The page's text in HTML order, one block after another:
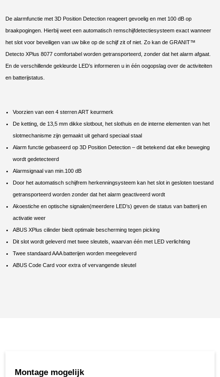
De alarmfunctie met 3D Position Detection reageert gevoelig en met 100 dB op
braakpogingen. Hierbij weet een automatisch remschijfdetectiesysteem exact wanneer
het slot voor beveiligen van uw bike op de schijf zit of niet. Zo kan de GRANIT™
Detecto XPlus 8077 comfortabel worden getransporteerd, zonder dat het alarm afgaat.
En de verschillende gekleurde LED’s informeren u in één oogopslag over de activiteiten
en batterijstatus.
Voorzien van een 4 sterren ART keurmerk
De ketting, de 13,5 mm dikke slotbout, het slothuis en de interne elementen van het
slotmechanisme zijn gemaakt uit gehard speciaal staal
Alarm functie gebaseerd op 3D Position Detection – dit betekend dat elke beweging
wordt gedetecteerd
Alarmsignaal van min.100 dB
Door het automatisch schijfrem herkenningsysteem kan het slot in gesloten toestand
getransporteerd worden zonder dat het alarm geactiveerd wordt
Akoestiche en optische signalen(meerdere LED’s) geven de status van batterij en
activatie weer
ABUS XPlus cilinder biedt optimale bescherming tegen picking
Dit slot wordt geleverd met twee sleutels, waarvan één met LED verlichting
Twee standaard AAA batterijen worden meegeleverd
ABUS Code Card voor extra of vervangende sleutel
Montage mogelijk